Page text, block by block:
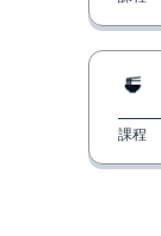
課程